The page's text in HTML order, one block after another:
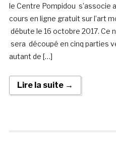
le Centre Pompidou s’associe
cours en ligne gratuit sur l’art
débute le 16 octobre 2017. Ce
sera découpé en cinq parties
autant de […]
Lire la suite →